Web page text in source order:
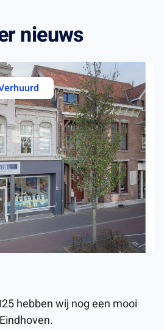
nieuws
hebben wij nog een mooi